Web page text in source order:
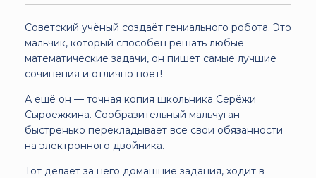
Советский учёный создаёт гениального робота. Это
мальчик, который способен решать любые
математические задачи, он пишет самые лучшие
сочинения и отлично поёт!
А ещё он — точная копия школьника Серёжи
Сыроежкина. Сообразительный мальчуган
быстренько перекладывает все свои обязанности
на электронного двойника.
Тот делает за него домашние задания, ходит в